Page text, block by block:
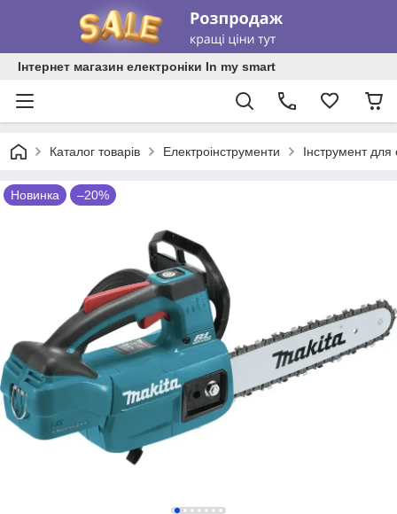
Інтернет магазин електроніки In my smart
Каталог товарів Електроінструменти Інструмент для
Новинка –20%